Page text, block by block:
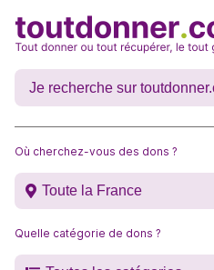
Où cherchez-vous des dons ?
Toute la France
Quelle catégorie de dons ?